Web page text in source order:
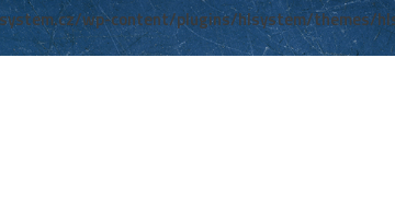
wp-content/plugins/hlsystem/themes/